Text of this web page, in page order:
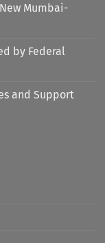
Mumbai-
by Federal
and Support